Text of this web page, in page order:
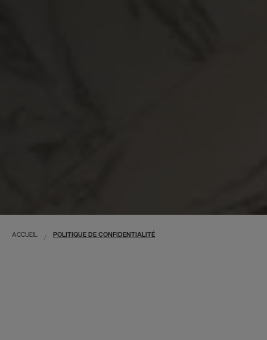
ACCUEIL POLITIQUE DE CONFIDENTIALITÉ